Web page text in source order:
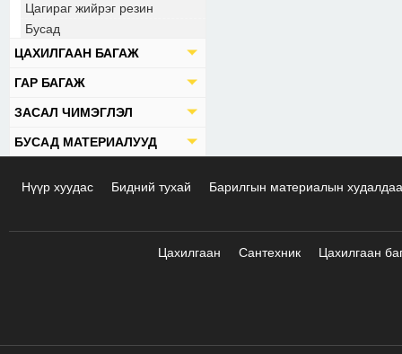
Цагираг жийрэг резин
Бусад
ЦАХИЛГААН БАГАЖ
ГАР БАГАЖ
ЗАСАЛ ЧИМЭГЛЭЛ
БУСАД МАТЕРИАЛУУД
Нүүр хуудас Бидний тухай Барилгын материалын
Цахилгаан Сантехник Цахилгаан